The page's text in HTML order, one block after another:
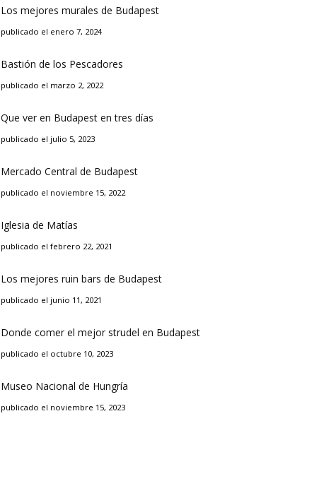
Los mejores murales de Budapest
publicado el enero 7, 2024
Bastión de los Pescadores
publicado el marzo 2, 2022
Que ver en Budapest en tres días
publicado el julio 5, 2023
Mercado Central de Budapest
publicado el noviembre 15, 2022
Iglesia de Matías
publicado el febrero 22, 2021
Los mejores ruin bars de Budapest
publicado el junio 11, 2021
Donde comer el mejor strudel en Budapest
publicado el octubre 10, 2023
Museo Nacional de Hungría
publicado el noviembre 15, 2023